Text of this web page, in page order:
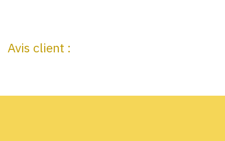
Avis client :